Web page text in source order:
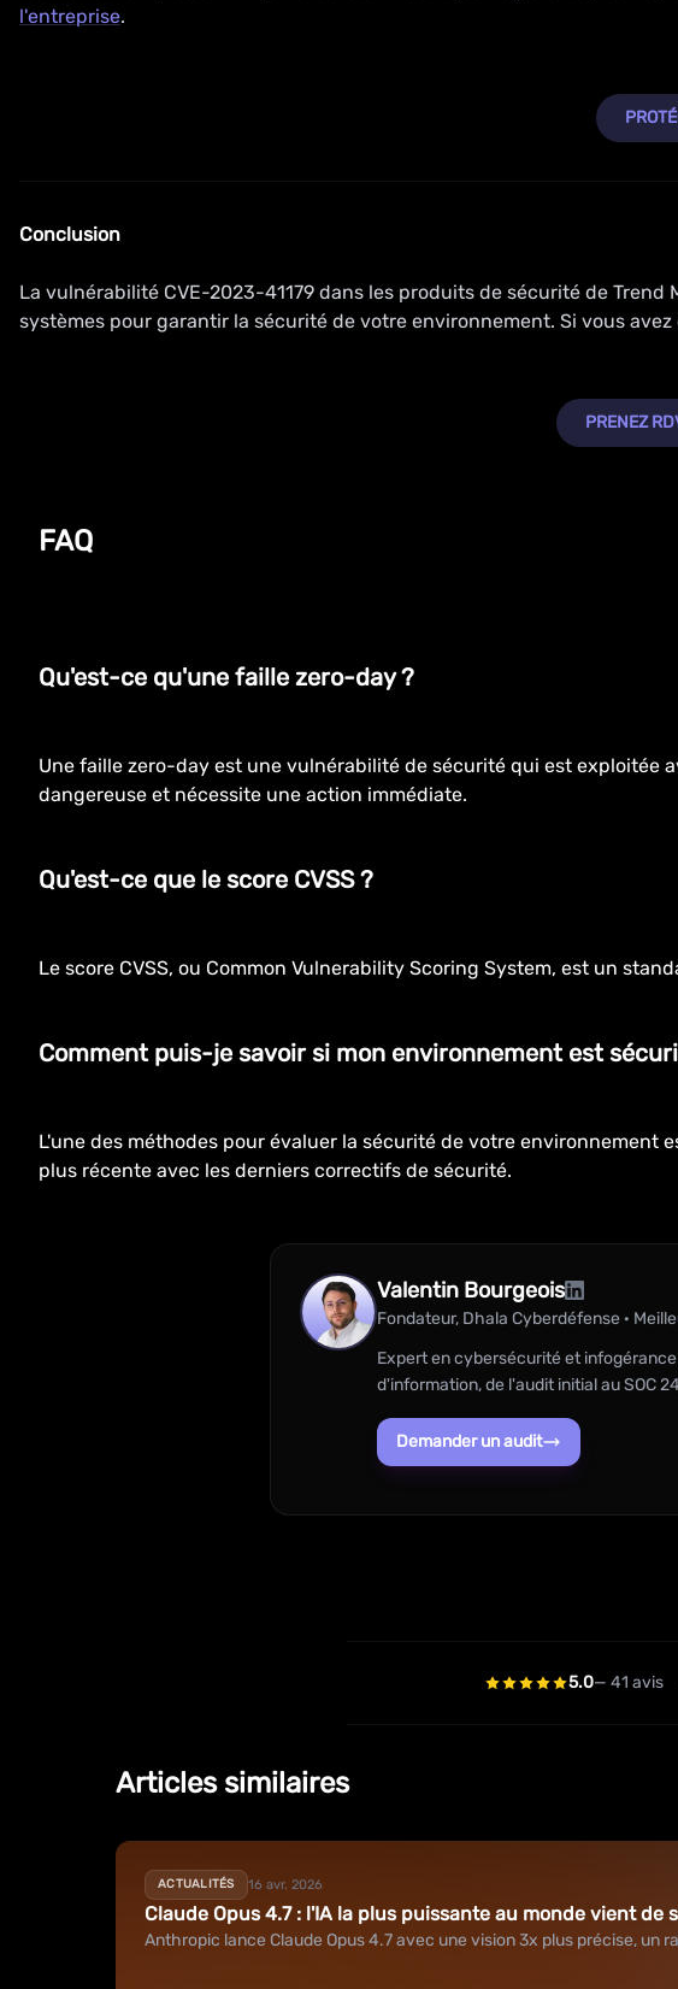
l'entreprise.
Conclusion
La vulnérabilité CVE-2023-41179 dans les produits de sécurité de
systèmes pour garantir la sécurité de votre environnement. Si vous
PRENEZ
FAQ
Qu'est-ce qu'une faille zero-day ?
Une faille zero-day est une vulnérabilité de sécurité qui est exploitée
dangereuse et nécessite une action immédiate.
Qu'est-ce que le score CVSS ?
Le score CVSS, ou Common Vulnerability Scoring System, est un
Comment puis-je savoir si mon environnement est
L'une des méthodes pour évaluer la sécurité de votre environnement
plus récente avec les derniers correctifs de sécurité.
Valentin Bourgeois
Fondateur, Dhala Cyberdéfense ·
Expert en cybersécurité et
d'information, de l'audit initial au SOC
Demander un audit
5.0— 41 avis
Articles similaires
ACTUALITÉS 16 avr. 2026
Claude Opus 4.7 : l'IA la plus puissante au monde vient
Anthropic lance Claude Opus 4.7 avec une vision 3x plus précise, un